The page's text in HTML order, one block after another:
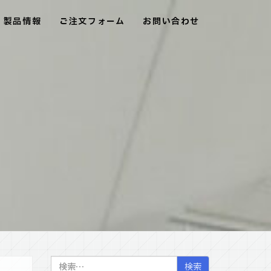
製品情報 ご注文フォーム お問い合わせ
検